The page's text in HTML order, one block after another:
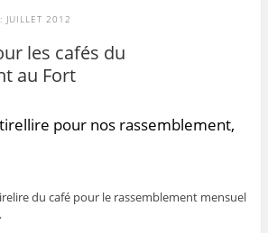
JUILLET 2012
les cafés du
au Fort
pour nos rassemblement,
du café pour le rassemblement mensuel